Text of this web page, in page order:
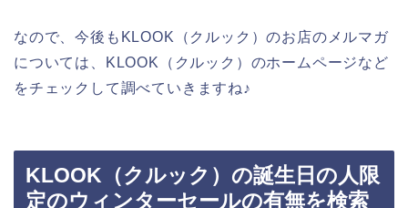
なので、今後もKLOOK（クルック）のお店のメルマガ
については、KLOOK（クルック）のホームページなど
をチェックして調べていきますね♪
KLOOK（クルック）の誕生日の人限
定のウィンターセールの有無を検索